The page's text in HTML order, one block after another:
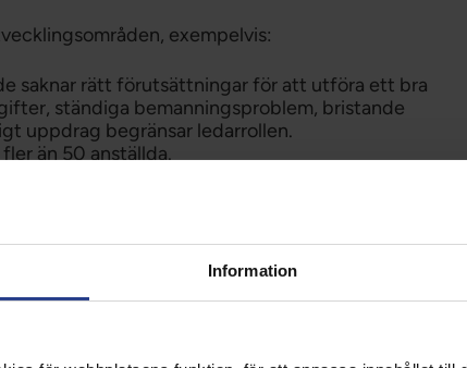
Information
exempelvis:
saknar rätt förutsättningar för att utföra ett bra
ständiga bemanningsproblem, bristande
uppdrag begränsar ledarrollen.
än 50 anställda.
eller mer, så är det endast 17 procent som
utsträckning får tid för återhämtning från
att de i ganska liten utsträckning eller inte alls
kompetensutveckling väsentligt kunna